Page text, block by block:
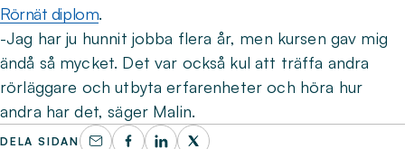
Rörnät diplom.
-Jag har ju hunnit jobba flera år, men kursen gav mig
ändå så mycket. Det var också kul att träffa andra
rörläggare och utbyta erfarenheter och höra hur
andra har det, säger Malin.
DELA SIDAN